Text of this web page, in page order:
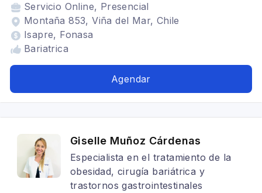
Servicio Online, Presencial
Montaña 853, Viña del Mar, Chile
Isapre, Fonasa
Bariatrica
Agendar
Giselle Muñoz Cárdenas
Especialista en el tratamiento de la
obesidad, cirugía bariátrica y
trastornos gastrointestinales